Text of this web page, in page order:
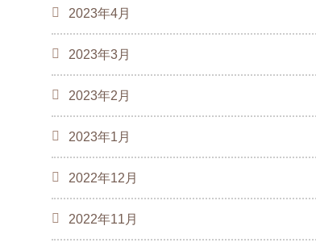
2023年4月
2023年3月
2023年2月
2023年1月
2022年12月
2022年11月